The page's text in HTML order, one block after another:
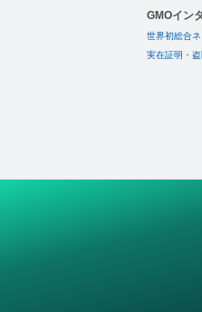
GMOイン
世界初総合
実在証明・